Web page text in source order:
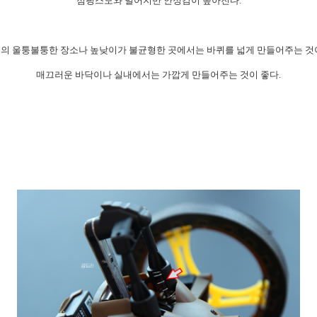
울퉁불퉁한 장소나 높낮이가 불균형한 곳에서는 바퀴를 넓게 만들어주는 것
매끄러운 바닥이나 실내에서는 가깝게 만들어주는 것이 좋다.